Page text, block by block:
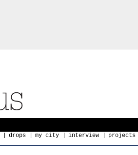
drops my city interview projects